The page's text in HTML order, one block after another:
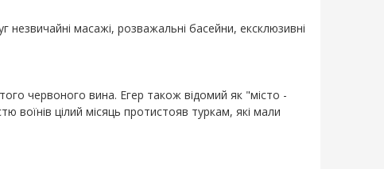
масажі, розважальні басейни, ексклюзивні
червоного вина. Егер також відомий як "місто -
воїнів цілий місяць протистояв туркам, які мали